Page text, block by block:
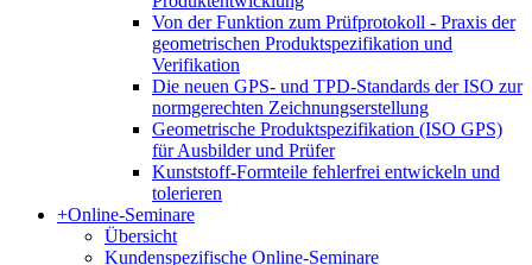
Von der Funktion zum Prüfprotokoll - Praxis der
geometrischen Produktspezifikation und
Verifikation
Die neuen GPS- und TPD-Standards der ISO zur
normgerechten Zeichnungserstellung
Geometrische Produktspezifikation (ISO GPS)
für Ausbilder und Prüfer
Kunststoff-Formteile fehlerfrei entwickeln und
tolerieren
+Online-Seminare
Übersicht
Kundenspezifische Online-Seminare